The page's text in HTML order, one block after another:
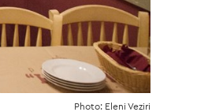
Photo: Eleni Veziri